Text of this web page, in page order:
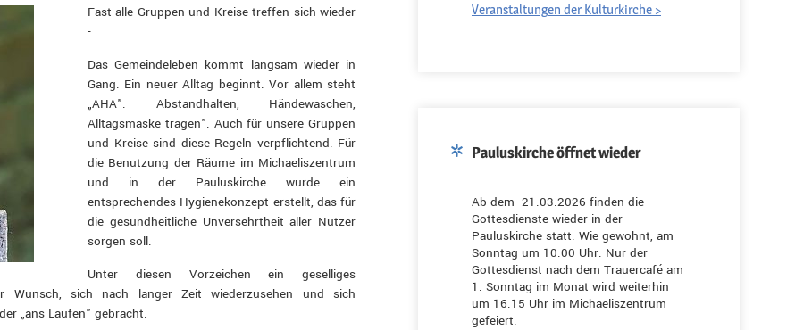
Fast alle Gruppen und Kreise treffen sich wieder
-
Das Gemeindeleben kommt langsam wieder in
Gang. Ein neuer Alltag beginnt. Vor allem steht
„AHA". Abstandhalten, Händewaschen,
Alltagsmaske tragen". Auch für unsere Gruppen
und Kreise sind diese Regeln verpflichtend. Für
die Benutzung der Räume im Michaeliszentrum
und in der Pauluskirche wurde ein
entsprechendes Hygienekonzept erstellt, das für
die gesundheitliche Unversehrtheit aller Nutzer
sorgen soll.
Unter diesen Vorzeichen ein geselliges
Wunsch, sich nach langer Zeit wiederzusehen und sich
„ans Laufen" gebracht.
Veranstaltungen der Kulturkirche >
Pauluskirche öffnet wieder
Ab dem 21.03.2026 finden die
Gottesdienste wieder in der
Pauluskirche statt. Wie gewohnt, am
Sonntag um 10.00 Uhr. Nur der
Gottesdienst nach dem Trauercafé am
1. Sonntag im Monat wird weiterhin
um 16.15 Uhr im Michaeliszentrum
gefeiert.